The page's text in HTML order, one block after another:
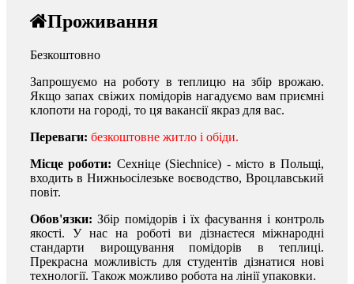
Проживання
Безкоштовно
Запрошуємо на роботу в теплицю на збір врожаю.
Якщо запах свіжих помідорів нагадуємо вам приємні
клопоти на городі, то ця вакансії якраз для вас.
Переваги: безкоштовне житло і обіди.
Місце роботи: Сехніце (Siechnice) - місто в Польщі,
входить в Нижньосілезьке воєводство, Вроцлавський
повіт.
Обов'язки: Збір помідорів і їх фасування і контроль
якості. У нас на роботі ви дізнаєтеся міжнародні
стандарти вирощування помідорів в теплиці.
Прекрасна можливість для студентів дізнатися нові
технології. Також можливо робота на лінії упаковки.